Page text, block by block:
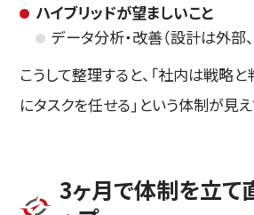
ハイブリッドが望ましいこと
データ分析・改善（設計は外部
こうして整理すると、「社内は戦略
にタスクを任せる」という体制が見え
3ヶ月で体制を立て